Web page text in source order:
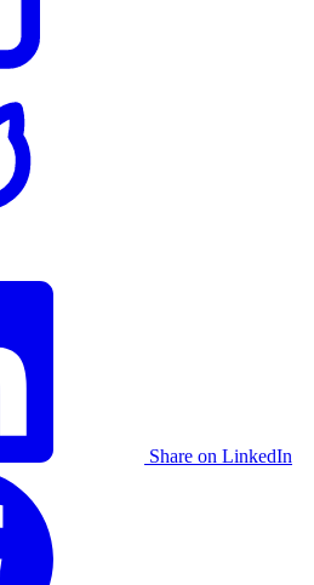
Share on LinkedIn